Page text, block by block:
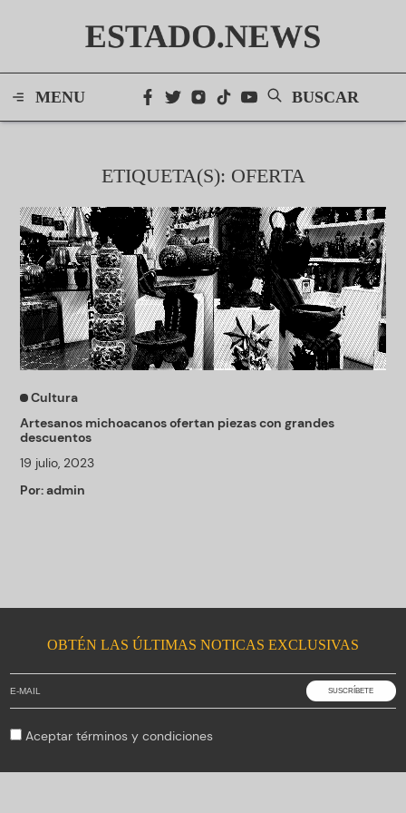
ESTADO.NEWS
MENU BUSCAR
ETIQUETA(S): OFERTA
Cultura
Artesanos michoacanos ofertan piezas con grandes
descuentos
19 julio, 2023
Por:admin
OBTÉN LAS ÚLTIMAS NOTICAS EXCLUSIVAS
Aceptartérminos y condiciones